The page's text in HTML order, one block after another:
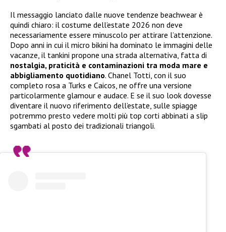
Il messaggio lanciato dalle nuove tendenze beachwear è
quindi chiaro: il costume dell’estate 2026 non deve
necessariamente essere minuscolo per attirare l’attenzione.
Dopo anni in cui il micro bikini ha dominato le immagini delle
vacanze, il tankini propone una strada alternativa, fatta di
nostalgia, praticità e contaminazioni tra moda mare e
abbigliamento quotidiano. Chanel Totti, con il suo
completo rosa a Turks e Caicos, ne offre una versione
particolarmente glamour e audace. E se il suo look dovesse
diventare il nuovo riferimento dell’estate, sulle spiagge
potremmo presto vedere molti più top corti abbinati a slip
sgambati al posto dei tradizionali triangoli.